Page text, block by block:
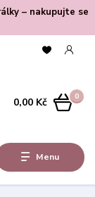
– nakupujte se
Menu
0
0,00 Kč